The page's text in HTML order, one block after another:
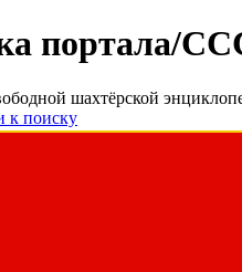
портала/
шахтёрской
к поиску